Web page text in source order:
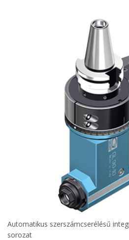
Automatikus szerszámcserélésű
sorozat